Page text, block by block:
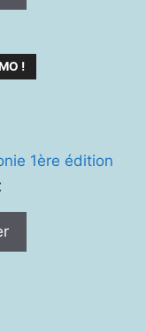
!
1ère édition
Le
est :